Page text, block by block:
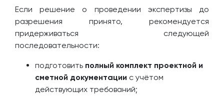
Если решение о проведении экспертизы до
разрешения принято, рекомендуется
придерживаться следующей
последовательности:
подготовить полный комплект проектной и
сметной документации с учётом
действующих требований;